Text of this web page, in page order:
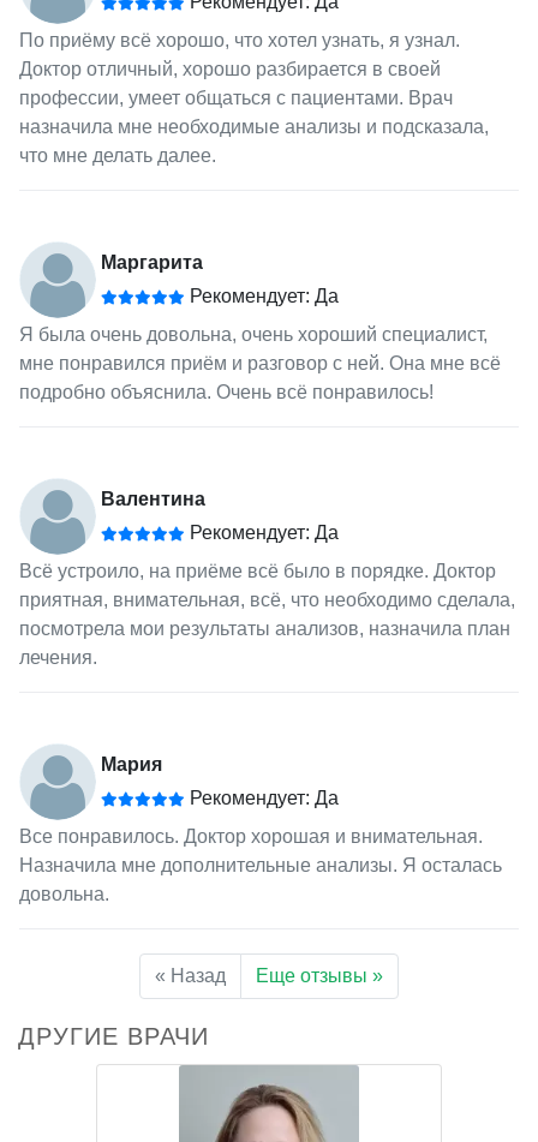
По приёму всё хорошо, что хотел узнать, я узнал.
Доктор отличный, хорошо разбирается в своей
профессии, умеет общаться с пациентами. Врач
назначила мне необходимые анализы и подсказала,
что мне делать далее.
Маргарита
Рекомендует: Да
Я была очень довольна, очень хороший специалист,
мне понравился приём и разговор с ней. Она мне всё
подробно объяснила. Очень всё понравилось!
Валентина
Рекомендует: Да
Всё устроило, на приёме всё было в порядке. Доктор
приятная, внимательная, всё, что необходимо сделала,
посмотрела мои результаты анализов, назначила план
лечения.
Мария
Рекомендует: Да
Все понравилось. Доктор хорошая и внимательная.
Назначила мне дополнительные анализы. Я осталась
довольна.
« Назад Еще отзывы »
ДРУГИЕ ВРАЧИ